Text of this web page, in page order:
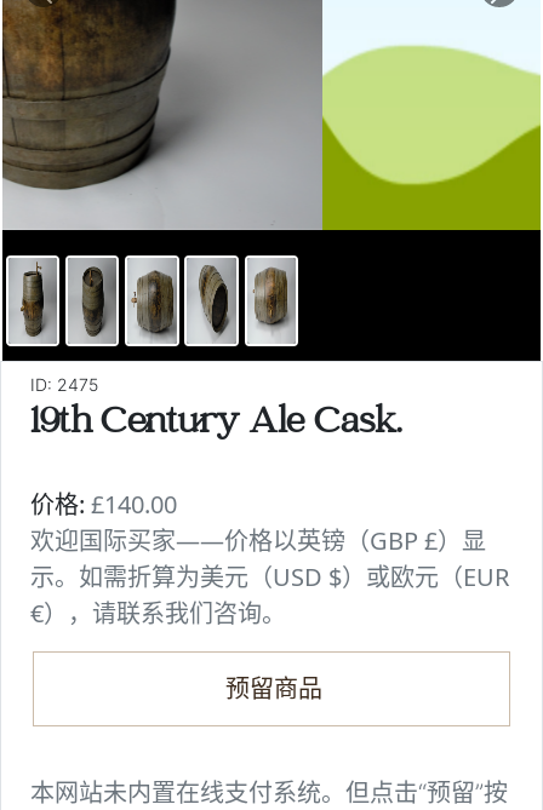
ID: 2475
19th Century Ale Cask.
价格: £140.00
欢迎国际买家——价格以英镑（GBP £）显
示。如需折算为美元（USD $）或欧元（EUR
€），请联系我们咨询。
预留商品
本网站未内置在线支付系统。但点击“预留”按